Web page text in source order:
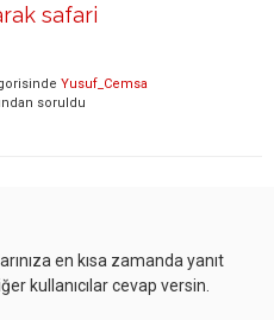
safari
Yusuf_Cemsa
soruldu
en kısa zamanda yanıt
kullanıcılar cevap versin.